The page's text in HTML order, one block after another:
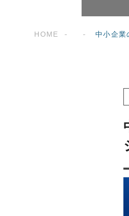
HOME 中小企業